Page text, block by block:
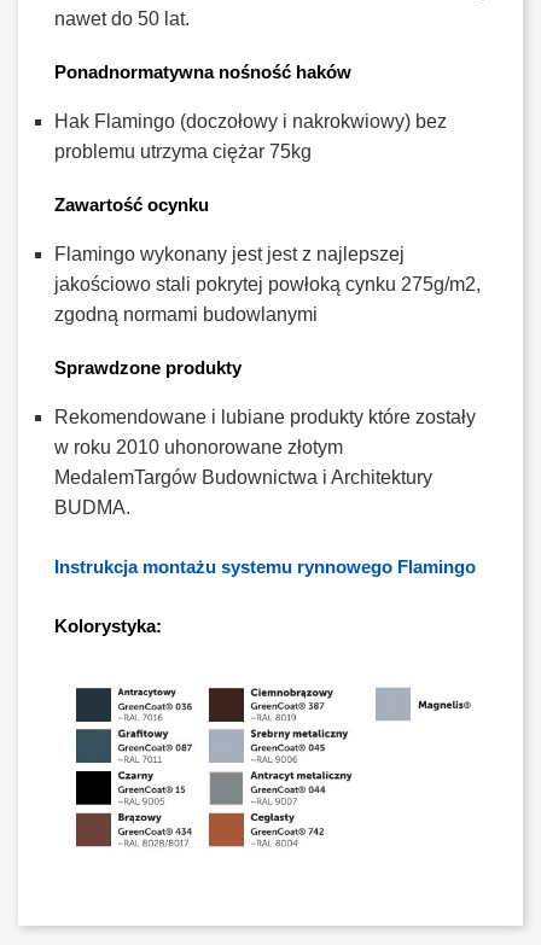
nawet do 50 lat.
Ponadnormatywna nośność haków
Hak Flamingo (doczołowy i nakrokwiowy) bez
problemu utrzyma ciężar 75kg
Zawartość ocynku
Flamingo wykonany jest jest z najlepszej
jakościowo stali pokrytej powłoką cynku 275g/m2,
zgodną normami budowlanymi
Sprawdzone produkty
Rekomendowane i lubiane produkty które zostały
w roku 2010 uhonorowane złotym
MedalemTargów Budownictwa i Architektury
BUDMA.
Instrukcja montażu systemu rynnowego Flamingo
Kolorystyka: